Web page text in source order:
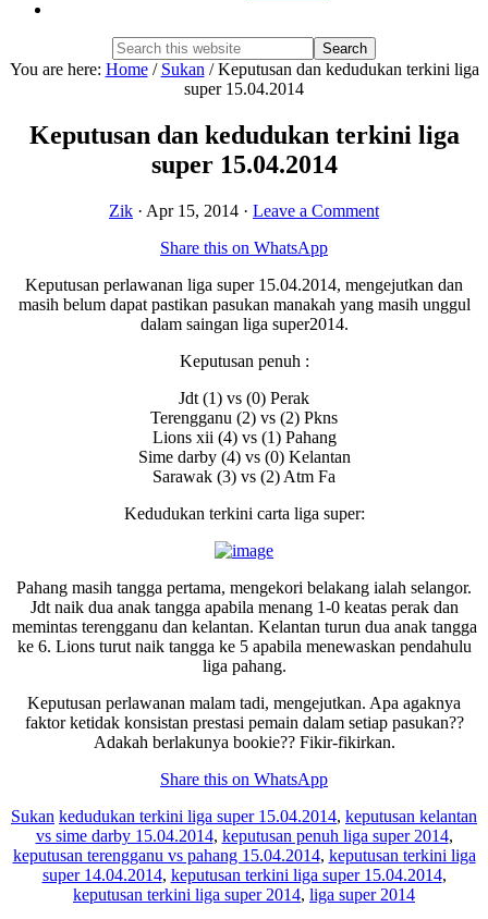
Search
this
Hide
Search
You are here: Home / Sukan /Keputusan dan kedudukan terkini liga
super 15.04.2014
Keputusan dan kedudukan terkini liga
super 15.04.2014
Zik · Apr 15, 2014 · Leave a Comment
Share this on WhatsApp
Keputusan perlawanan liga super 15.04.2014, mengejutkan dan
masih belum dapat pastikan pasukan manakah yang masih unggul
dalam saingan liga super2014.
Keputusan penuh :
Jdt (1) vs (0) Perak
Terengganu (2) vs (2) Pkns
Lions xii (4) vs (1) Pahang
Sime darby (4) vs (0) Kelantan
Sarawak (3) vs (2) Atm Fa
Kedudukan terkini carta liga super:
Pahang masih tangga pertama, mengekori belakang ialah selangor.
Jdt naik dua anak tangga apabila menang 1-0 keatas perak dan
memintas terengganu dan kelantan. Kelantan turun dua anak tangga
ke 6. Lions turut naik tangga ke 5 apabila menewaskan pendahulu
liga pahang.
Keputusan perlawanan malam tadi, mengejutkan. Apa agaknya
faktor ketidak konsistan prestasi pemain dalam setiap pasukan??
Adakah berlakunya bookie?? Fikir-fikirkan.
Share this on WhatsApp
Sukan kedudukan terkini liga super 15.04.2014, keputusan kelantan
vs sime darby 15.04.2014, keputusan penuh liga super 2014,
keputusan terengganu vs pahang 15.04.2014, keputusan terkini liga
super 14.04.2014, keputusan terkini liga super 15.04.2014,
keputusan terkini liga super 2014, liga super 2014